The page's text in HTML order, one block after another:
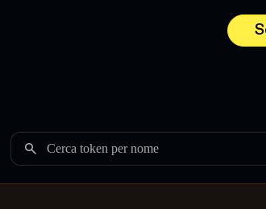
Cerca token per nome